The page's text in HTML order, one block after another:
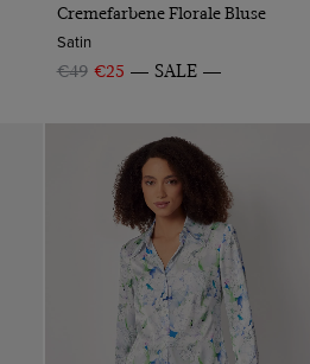
Cremefarbene Florale Bluse
Satin
€49 €25 SALE